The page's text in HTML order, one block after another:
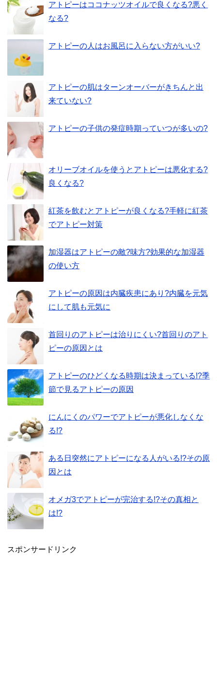
アトピーはココナッツオイルで良くなる?悪く
なる?
アトピーの人はお風呂に入らない方がいい?
アトピーの肌はターンオーバーがきちんと出
来ていない?
アトピーの子供の発症時期っていつが多いの?
オリーブオイルを使うとアトピーは悪化する?
良くなる?
紅茶を飲むとアトピーが良くなる?手軽に紅茶
でアトピー対策
加湿器はアトピーの敵?味方?効果的な加湿器
の使い方
アトピーの原因は内臓疾患にあり?内臓を元気
にして肌も元気に
首回りのアトピーは治りにくい?首回りのアト
ピーの原因とは
アトピーのひどくなる時期は決まっている!?季
節で見るアトピーの原因
にんにくのパワーでアトピーが悪化しなくな
る!?
ある日突然にアトピーになる人がいる!?その原
因とは
オメガ3でアトピーが完治する!?その真相と
は!?
スポンサードリンク